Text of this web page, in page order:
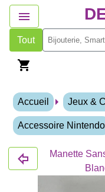
Tout
Accueil Jeux &
Accessoire Nintendo
Manette